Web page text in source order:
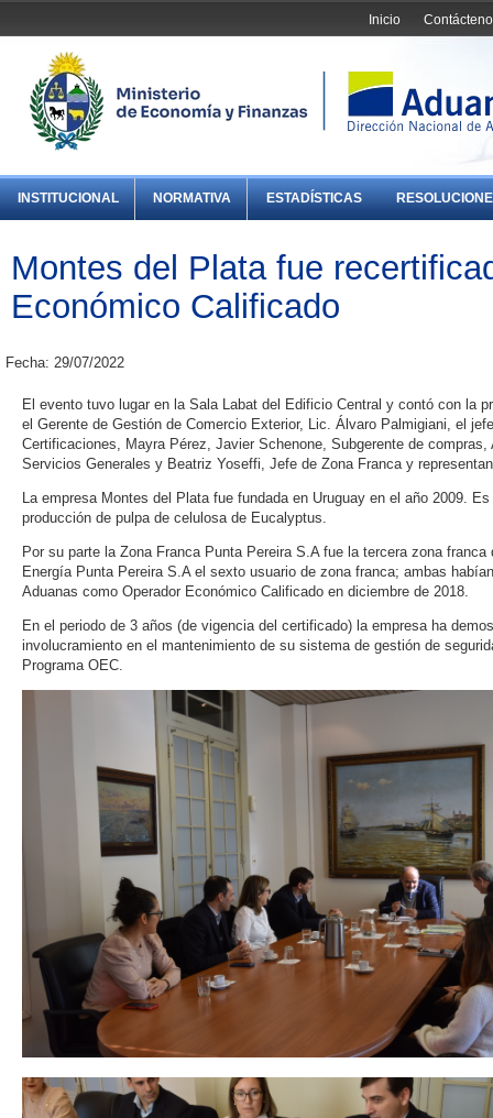
Inicio
INSTITUCIONAL NORMATIVA ESTADÍSTICAS
Montes del Plata fue
Económico Calificado
Fecha: 29/07/2022
El evento tuvo lugar en la Sala Labat del Edificio Central y contó con la
el Gerente de Gestión de Comercio Exterior, Lic. Álvaro Palmigiani, el
Certificaciones, Mayra Pérez, Javier Schenone, Subgerente de
Servicios Generales y Beatriz Yoseffi, Jefe de Zona Franca y
La empresa Montes del Plata fue fundada en Uruguay en el año 2009.
producción de pulpa de celulosa de Eucalyptus.
Por su parte la Zona Franca Punta Pereira S.A fue la tercera zona
Energía Punta Pereira S.A el sexto usuario de zona franca; ambas
Aduanas como Operador Económico Calificado en diciembre de 2018.
En el periodo de 3 años (de vigencia del certificado) la empresa ha
involucramiento en el mantenimiento de su sistema de gestión de
Programa OEC.